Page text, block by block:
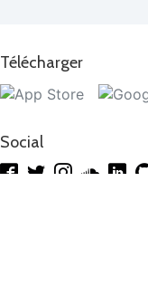
Télécharger
Social